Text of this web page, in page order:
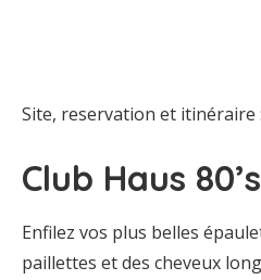
Site, reservation et itinéraire :
Club Haus 80’s
Enfilez vos plus belles
paillettes et des cheveux